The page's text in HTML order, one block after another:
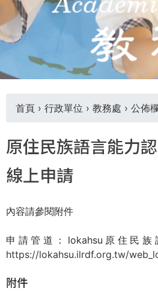
界
公
WAGOR
TODAY
WORLD
PUTTING
YOU
ON
THE
TO
CITIZENSHIP
在
這
裡
首頁 › 行政單位 › 教務處 › 公佈
原住民族語言能力
線上申請
內容請參閱附件
申請管道：lokahsu原住民
https://lokahsu.ilrdf.org.tw/
附件